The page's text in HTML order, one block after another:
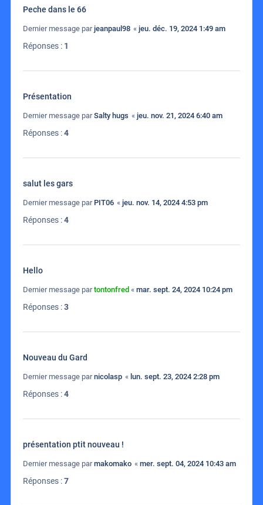
Peche dans le 66
Dernier message parjeanpaul98 « jeu. déc. 19, 2024 1:49 am
Réponses : 1
Présentation
Dernier message parSalty hugs « jeu. nov. 21, 2024 6:40 am
Réponses :4
salut les gars
Dernier message par PIT06 « jeu. nov. 14, 2024 4:53 pm
Réponses :4
Hello
Dernier message partontonfred « mar. sept. 24, 2024 10:24 pm
Réponses :3
Nouveau du Gard
Dernier message parnicolasp « lun. sept. 23, 2024 2:28 pm
Réponses :4
présentation ptit nouveau !
Dernier message parmakomako « mer. sept. 04, 2024 10:43 am
Réponses :7